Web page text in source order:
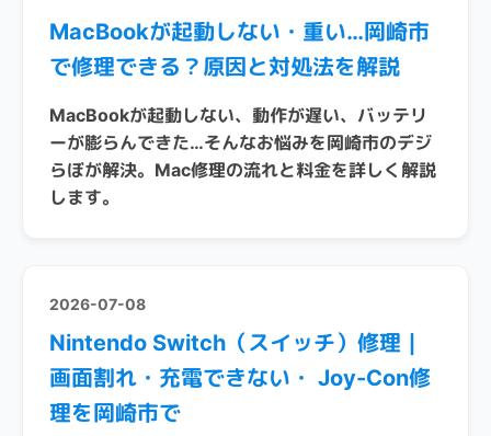
MacBookが起動しない・重い…岡崎市
で修理できる？原因と対処法を解説
MacBookが起動しない、動作が遅い、バッテリ
ーが膨らんできた…そんなお悩みを岡崎市のデジ
らぼが解決。Mac修理の流れと料金を詳しく解説
します。
2026-07-08
Nintendo Switch（スイッチ）修理｜
画面割れ・充電できない・ Joy-Con修
理を岡崎市で